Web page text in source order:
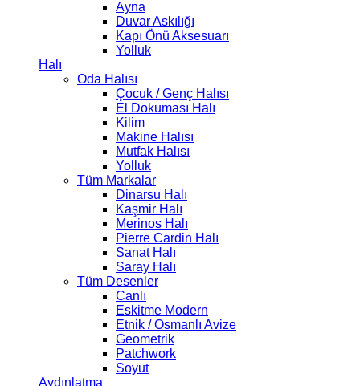
Ayna
Duvar Askılığı
Kapı Önü Aksesuarı
Yolluk
Halı
Oda Halısı
Çocuk / Genç Halısı
El Dokuması Halı
Kilim
Makine Halısı
Mutfak Halısı
Yolluk
Tüm Markalar
Dinarsu Halı
Kaşmir Halı
Merinos Halı
Pierre Cardin Halı
Sanat Halı
Saray Halı
Tüm Desenler
Canlı
Eskitme Modern
Etnik / Osmanlı Avize
Geometrik
Patchwork
Soyut
Aydınlatma